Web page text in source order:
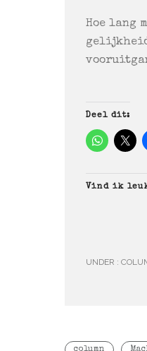
Hoe lang
Deel dit:
Vind ik
UNDER :